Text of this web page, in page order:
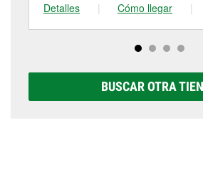
Detalles
| Cómo llegar |
BUSCAR OTRA